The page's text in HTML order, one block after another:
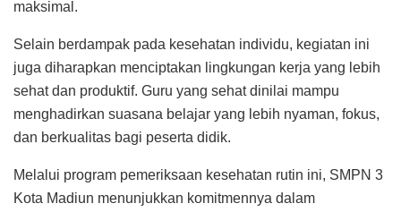
maksimal.
Selain berdampak pada kesehatan individu, kegiatan ini
juga diharapkan menciptakan lingkungan kerja yang lebih
sehat dan produktif. Guru yang sehat dinilai mampu
menghadirkan suasana belajar yang lebih nyaman, fokus,
dan berkualitas bagi peserta didik.
Melalui program pemeriksaan kesehatan rutin ini, SMPN 3
Kota Madiun menunjukkan komitmennya dalam